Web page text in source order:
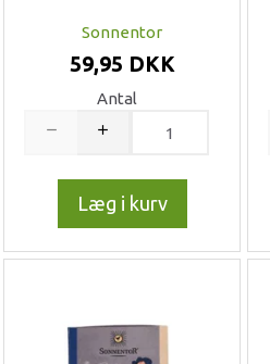
Sonnentor
59,95 DKK
Antal
Læg i kurv